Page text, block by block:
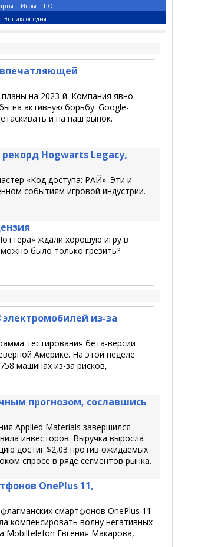
Игры
ПО
Энциклопедия
впечатляющей
на 2023-й. Компания явно
на активную борьбу. Google-
и на наш рынок.
Hogwarts Legacy,
«Код доступа: РАЙ». Эти и
событиям игровой индустрии.
ждали хорошую игру в
было только грезить?
из-за
тестирования бета-версии
Америке. На этой неделе
машинах из-за рисков,
прогнозом, сославшись
Applied Materials завершился
инвесторов. Выручка выросла
достиг $2,03 против ожидаемых
спросе в ряде сегментов рынка.
OnePlus 11,
смартфонов OnePlus 11
компенсировать волну негативных
Mobiltelefon Евгения Макарова,